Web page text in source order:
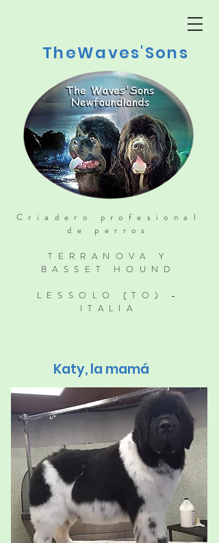
TheWaves'Sons
Criadero profesional
de perros
TERRANOVA Y
BASSET HOUND
LESSOLO (TO) -
ITALIA
Katy, la mamá